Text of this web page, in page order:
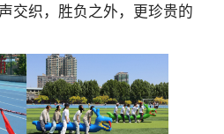
交织，胜负之外，更珍贵的